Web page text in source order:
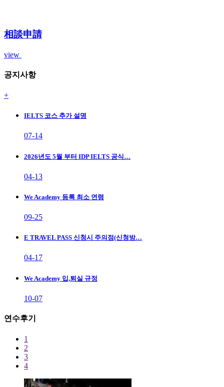
相談申請
view
공지사항
+
IELTS 코스 추가 설명
07-14
2026년도 5월 부터 IDP IELTS 공식…
04-13
We Academy 등록 최소 연령
09-25
E TRAVEL PASS 신청시 주의점(신청방…
04-17
We Academy 입,퇴실 규정
10-07
연수후기
1
2
3
4